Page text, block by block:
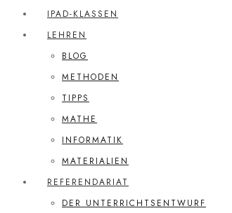
IPAD-KLASSEN
LEHREN
BLOG
METHODEN
TIPPS
MATHE
INFORMATIK
MATERIALIEN
REFERENDARIAT
DER UNTERRICHTSENTWURF